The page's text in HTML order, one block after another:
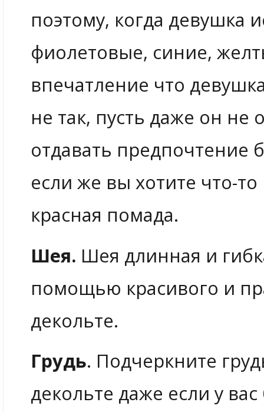
поэтому, когда девушка
фиолетовые, синие,
впечатление что
не так, пусть даже он не
отдавать предпочтение
если же вы хотите что-то
красная помада.
Шея. Шея длинная и
помощью красивого и
декольте.
Грудь. Подчеркните
декольте даже если у